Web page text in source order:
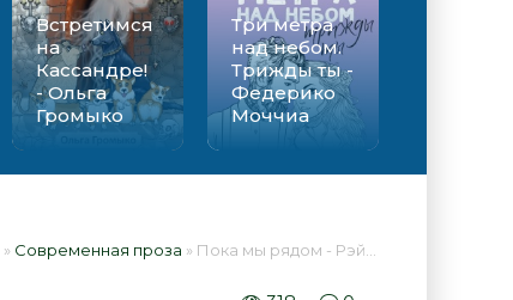
Встретимся
на
Кассандре!
- Ольга
Громыко
Три метра
над небом.
Трижды ты -
Федерико
Моччиа
» Современная проза » Пока мы рядом - Рэй Клуун 📕 - Книга онлайн бесплатно